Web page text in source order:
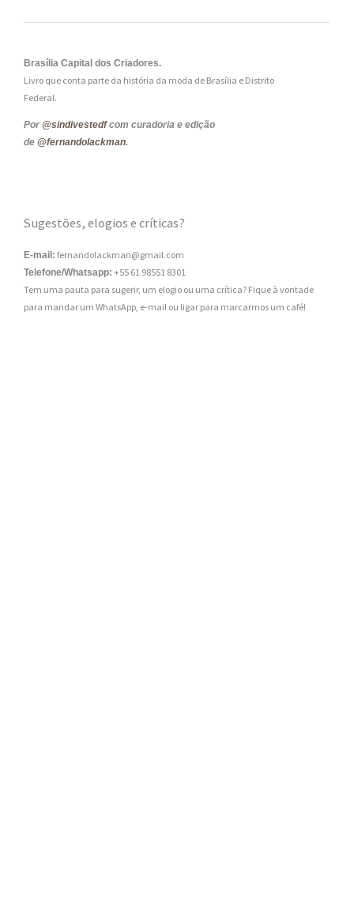
Brasília Capital dos Criadores.
Livro que conta parte da história da moda de Brasília e Distrito
Federal.
Por @sindivestedfcom curadoria e edição
de @fernandolackman.
Sugestões, elogios e críticas?
E-mail: fernandolackman@gmail.com
Telefone/Whatsapp: +55 61 98551 8301
Tem uma pauta para sugerir, um elogio ou uma crítica? Fique à vontade
para mandar um WhatsApp, e-mail ou ligar para marcarmos um café!